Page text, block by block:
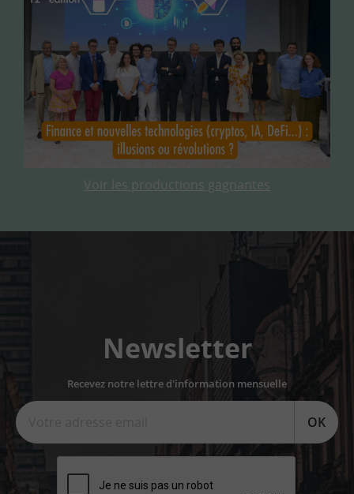
Voir les productions gagnantes
Newsletter
Recevez notre lettre d'information mensuelle
OK